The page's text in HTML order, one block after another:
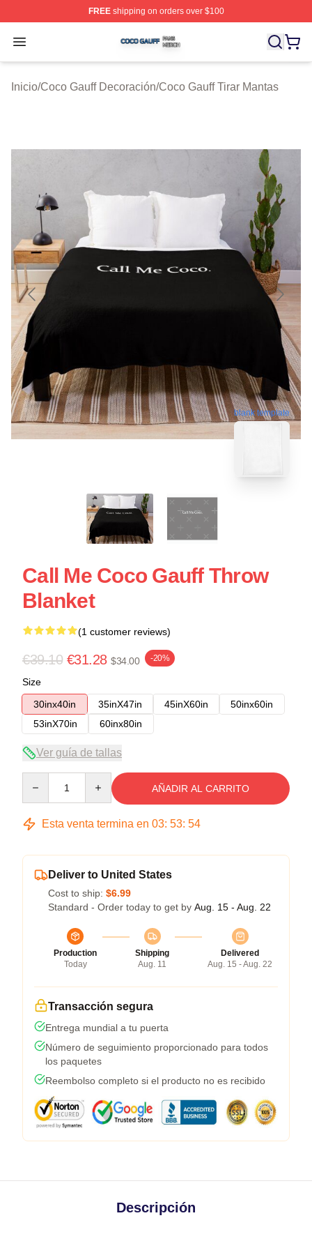
FREEshipping on orders over $100
Open menu
Coco Gauff Shop ⚡️ Officially Licensed Coco Gauff
Inicio/Coco Gauff Decoración/Coco Gauff Tirar Mantas
blank template
Call Me Coco Gauff Throw
Blanket
(1 customer reviews)
€39.10 €31.28 $34.00 -20%
Size
30inx40in
35inX47in 45inX60in
50inx60in
53inX70in
60inx80in
Ver guía de tallas
AÑADIR AL CARRITO
Esta venta termina en 03: 53: 54
Deliver to United States
Cost to ship: $6.99
Standard - Order today to get by Aug. 15 - Aug. 22
Production
Today
Shipping
Aug. 11
Delivered
Aug. 15 - Aug. 22
Transacción segura
Entrega mundial a tu puerta
Número de seguimiento proporcionado para todos
los paquetes
Reembolso completo si el producto no es recibido
Descripción